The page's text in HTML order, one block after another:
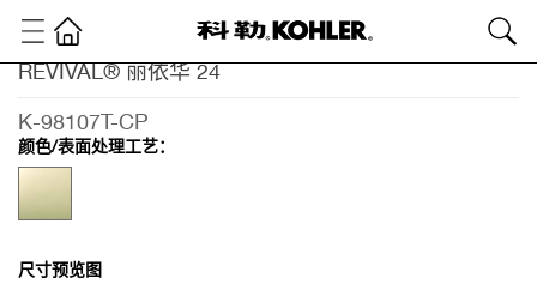
REVIVAL® 丽依华 24
K-98107T-CP
颜色/表面处理工艺：
尺寸预览图